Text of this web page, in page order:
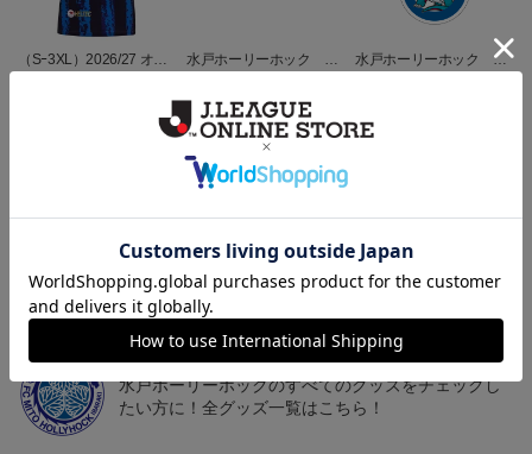
（Sｰ3XL）2026/27 オー
水戸ホーリーホック ボ
水戸ホーリーホック ボ
こだわりのデザインに注目！タオルマフラーは応援
の必須アイテム！
水戸
水戸ホーリーホックのすべてのグッズをチェックし
たい方に！全グッズ一覧はこちら！